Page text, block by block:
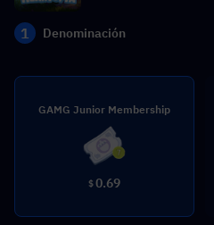
1 Denominación
GAMG Junior Membership
$0.69